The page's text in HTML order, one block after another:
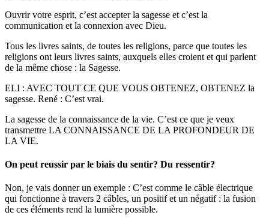
Ouvrir votre esprit, c’est accepter la sagesse et c’est la
communication et la connexion avec Dieu.
Tous les livres saints, de toutes les religions, parce que toutes les
religions ont leurs livres saints, auxquels elles croient et qui parlent
de la même chose : la Sagesse.
ELI : AVEC TOUT CE QUE VOUS OBTENEZ, OBTENEZ la
sagesse. René : C’est vrai.
La sagesse de la connaissance de la vie. C’est ce que je veux
transmettre LA CONNAISSANCE DE LA PROFONDEUR DE
LA VIE.
On peut reussir par le biais du sentir? Du ressentir?
Non, je vais donner un exemple : C’est comme le câble électrique
qui fonctionne à travers 2 câbles, un positif et un négatif : la fusion
de ces éléments rend la lumière possible.